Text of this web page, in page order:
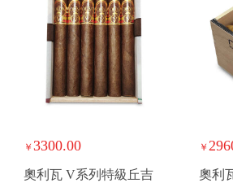
￥ 3300.00
奧利瓦 V系列特級丘吉
￥
奧利瓦 康涅狄格州